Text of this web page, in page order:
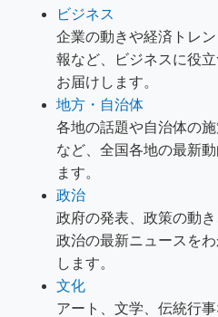
ビジネス
企業の動きや経済トレ
報など、ビジネスに役
お届けします。
地方・自治体
各地の話題や自治体の
など、全国各地の最新
ます。
政治
政府の発表、政策の動
政治の最新ニュースを
します。
文化
アート、文学、伝統行